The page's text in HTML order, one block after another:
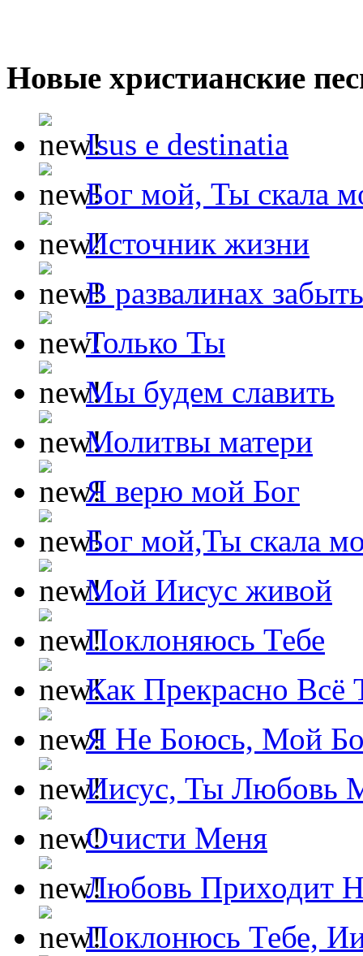
Новые христианские
Isus e destinatia
Бог мой, Ты скала
Источник жизни
В развалинах
Только Ты
Мы будем славить
Молитвы матери
Я верю мой Бог
Бог мой,Ты скала
Мой Иисус живой
Поклоняюсь Тебе
Как Прекрасно Всё
Я Не Боюсь, Мой
Иисус, Ты Любовь
Очисти Меня
Любовь Приходит
Поклонюсь Тебе,